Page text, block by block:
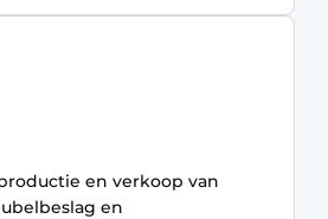
en verkoop van
en